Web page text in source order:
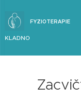
FYZIOTERAPIE
KLADNO